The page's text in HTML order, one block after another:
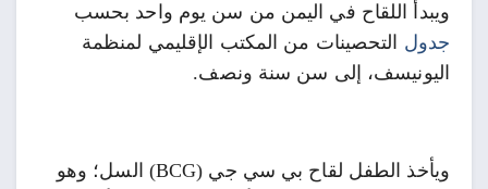
ويبدأ اللقاح في اليمن من سن يوم واحد بحسب
جدول التحصينات من المكتب الإقليمي لمنظمة
اليونيسف، إلى سن سنة ونصف.
ويأخذ الطفل لقاح بي سي جي (BCG) السل؛ وهو